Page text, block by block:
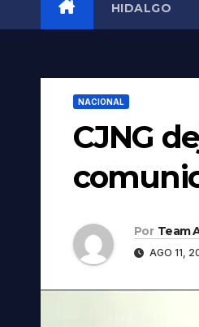
HIDALGO
NACIONAL
CJNG
Por Team
AGO 11,